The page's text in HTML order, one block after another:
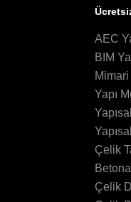
AEC
BIM
Mimari
Yapı
Çelik
Çelik